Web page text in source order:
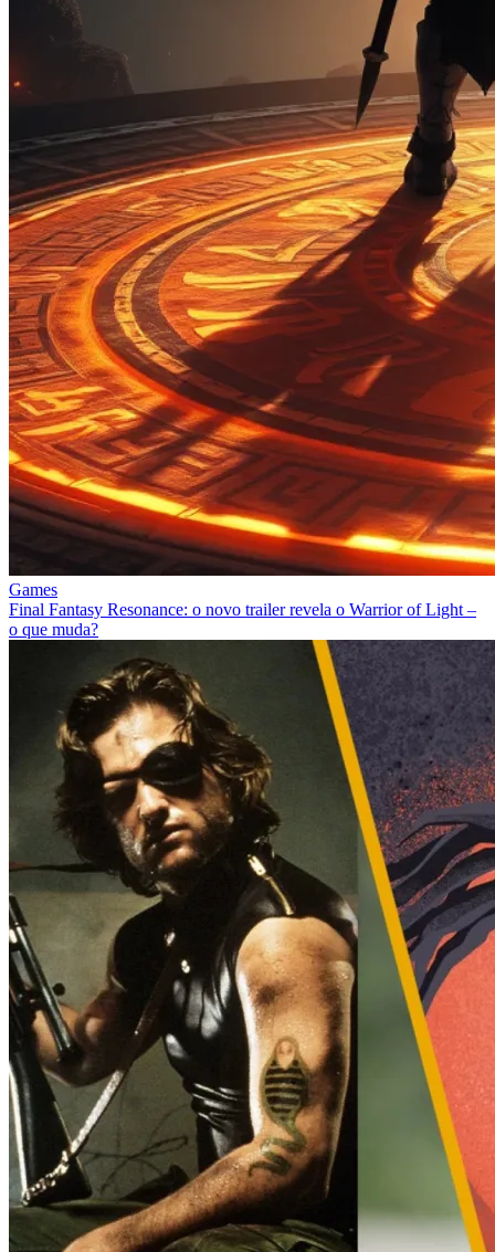
Games
Final Fantasy Resonance: o novo trailer revela o Warrior of Light –
o que muda?